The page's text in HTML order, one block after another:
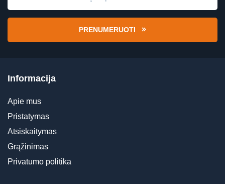
PRENUMERUOTI
Informacija
Apie mus
Pristatymas
Atsiskaitymas
Grąžinimas
Privatumo politika